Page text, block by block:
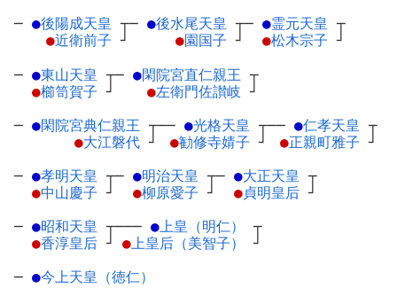
─ ●後陽成天皇 ┬
●近衛前子 ┘
─ ●後水尾天皇 ┬
●園国子 ┘
─ ●霊元天皇 ┬
●松木宗子 ┘
─ ●東山天皇 ┬
●櫛笥賀子 ┘
─ ●閑院宮直仁親王 ┬
●左衛門佐讃岐 ┘
─ ●閑院宮典仁親王 ┬
●大江磐代 ┘
── ●光格天皇 ┬
●勧修寺婧子 ┘
── ●仁孝天皇 ┬
●正親町雅子 ┘
─ ●孝明天皇 ┬
●中山慶子 ┘
─ ●明治天皇 ┬
●柳原愛子 ┘
─ ●大正天皇 ┬
●貞明皇后 ┘
─ ●昭和天皇 ┬
●香淳皇后 ┘
─── ●上皇（明仁）
┬
●上皇后（美智子） ┘
─ ●今上天皇（徳仁）